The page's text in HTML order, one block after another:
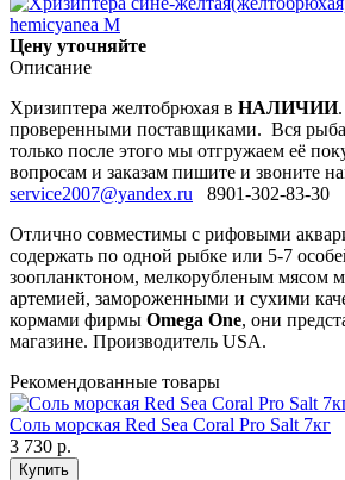
Цену уточняйте
Описание
Хризиптера желтобрюхая в НАЛИЧИИ
проверенными поставщиками. Вся рыба
только после этого мы отгружаем её
вопросам и заказам пишите и звоните
service2007@yandex.ru 8901-302-83-30
Отлично совместимы с рифовыми
содержать по одной рыбке или 5-7
зоопланктоном, мелкорубленым мясом
артемией, замороженными и сухими
кормами фирмы Omega One, они
магазине. Производитель USA.
Рекомендованные товары
Соль морская Red Sea Coral Pro Salt 7кг
3 730 р.
Купить